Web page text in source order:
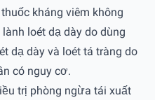
kháng viêm không
loét dạ dày do dùng
dạ dày và loét tá tràng do
có nguy cơ.
trị phòng ngừa tái xuất